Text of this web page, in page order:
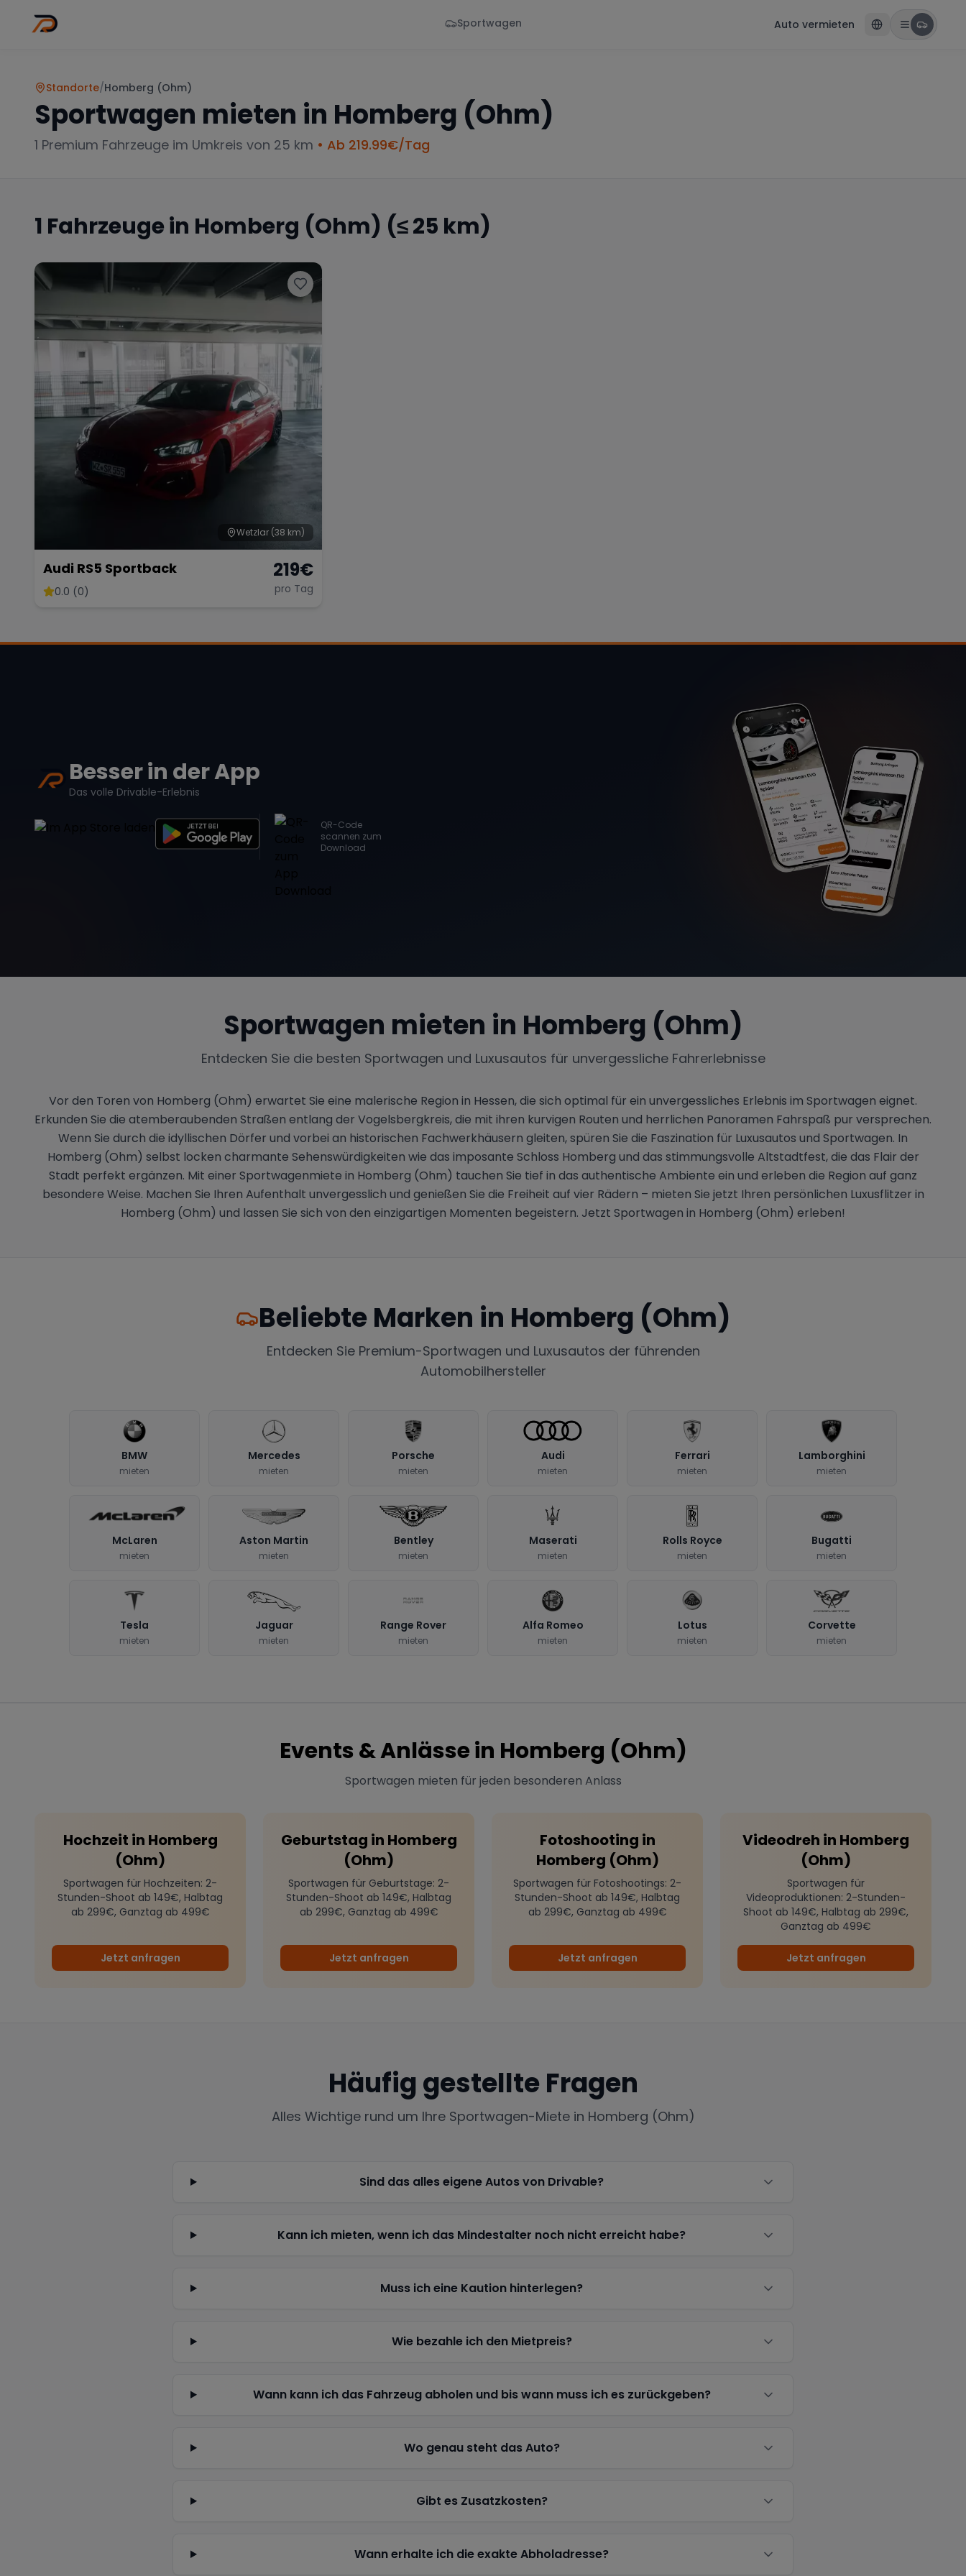
Sportwagen Auto vermieten
Standorte/Homberg (Ohm)
Sportwagen mieten in Homberg (Ohm)
1 Premium Fahrzeuge im Umkreis von 25 km • Ab 219.99€/Tag
1 Fahrzeuge in Homberg (Ohm) (≤ 25 km)
Wetzlar (38 km)
Audi RS5 Sportback
0.0 (0)
219€
pro Tag
Besser in der App
Das volle Drivable-Erlebnis
QR-Code
scannen zum
Download
Sportwagen mieten in Homberg (Ohm)
Entdecken Sie die besten Sportwagen und Luxusautos für unvergessliche Fahrerlebnisse
Vor den Toren von Homberg (Ohm) erwartet Sie eine malerische Region in Hessen, die sich optimal für ein unvergessliches Erlebnis im Sportwagen eignet.
Erkunden Sie die atemberaubenden Straßen entlang der Vogelsbergkreis, die mit ihren kurvigen Routen und herrlichen Panoramen Fahrspaß pur versprechen.
Wenn Sie durch die idyllischen Dörfer und vorbei an historischen Fachwerkhäusern gleiten, spüren Sie die Faszination für Luxusautos und Sportwagen. In
Homberg (Ohm) selbst locken charmante Sehenswürdigkeiten wie das imposante Schloss Homberg und das stimmungsvolle Altstadtfest, die das Flair der
Stadt perfekt ergänzen. Mit einer Sportwagenmiete in Homberg (Ohm) tauchen Sie tief in das authentische Ambiente ein und erleben die Region auf ganz
besondere Weise. Machen Sie Ihren Aufenthalt unvergesslich und genießen Sie die Freiheit auf vier Rädern – mieten Sie jetzt Ihren persönlichen Luxusflitzer in
Homberg (Ohm) und lassen Sie sich von den einzigartigen Momenten begeistern. Jetzt Sportwagen in Homberg (Ohm) erleben!
Beliebte Marken in Homberg (Ohm)
Entdecken Sie Premium-Sportwagen und Luxusautos der führenden
Automobilhersteller
BMW
mieten
Mercedes
mieten
Porsche
mieten
Audi
mieten
Ferrari
mieten
Lamborghini
mieten
McLaren
mieten
Aston Martin
mieten
Bentley
mieten
Maserati
mieten
Rolls Royce
mieten
Bugatti
mieten
Tesla
mieten
Jaguar
mieten
Range Rover
mieten
Alfa Romeo
mieten
Lotus
mieten
Corvette
mieten
Events & Anlässe in Homberg (Ohm)
Sportwagen mieten für jeden besonderen Anlass
Hochzeit in Homberg
(Ohm)
Sportwagen für Hochzeiten: 2-
Stunden-Shoot ab 149€, Halbtag
ab 299€, Ganztag ab 499€
Jetzt anfragen
Geburtstag in Homberg
(Ohm)
Sportwagen für Geburtstage: 2-
Stunden-Shoot ab 149€, Halbtag
ab 299€, Ganztag ab 499€
Jetzt anfragen
Fotoshooting in
Homberg (Ohm)
Sportwagen für Fotoshootings: 2-
Stunden-Shoot ab 149€, Halbtag
ab 299€, Ganztag ab 499€
Jetzt anfragen
Videodreh in Homberg
(Ohm)
Sportwagen für
Videoproduktionen: 2-Stunden-
Shoot ab 149€, Halbtag ab 299€,
Ganztag ab 499€
Jetzt anfragen
Häufig gestellte Fragen
Alles Wichtige rund um Ihre Sportwagen-Miete in Homberg (Ohm)
Sind das alles eigene Autos von Drivable?
Kann ich mieten, wenn ich das Mindestalter noch nicht erreicht habe?
Muss ich eine Kaution hinterlegen?
Wie bezahle ich den Mietpreis?
Wann kann ich das Fahrzeug abholen und bis wann muss ich es zurückgeben?
Wo genau steht das Auto?
Gibt es Zusatzkosten?
Wann erhalte ich die exakte Abholadresse?